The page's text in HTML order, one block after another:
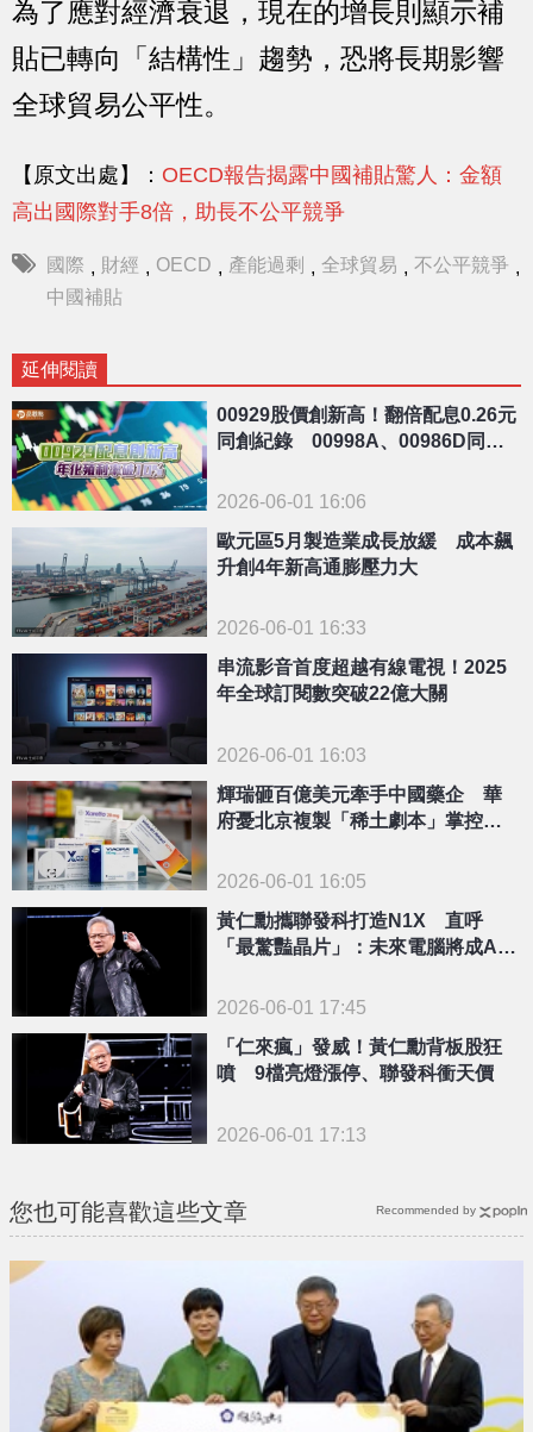
為了應對經濟衰退，現在的增長則顯示補
貼已轉向「結構性」趨勢，恐將長期影響
全球貿易公平性。
【原文出處】： OECD報告揭露中國補貼驚人：金額
高出國際對手8倍，助長不公平競爭
國際 , 財經 , OECD , 產能過剩 , 全球貿易 , 不公平競爭 ,
中國補貼
延伸閱讀
00929股價創新高！翻倍配息0.26元
同創紀錄 00998A、00986D同日
2026-06-01 16:06
歐元區5月製造業成長放緩 成本飆
升創4年新高通膨壓力大
2026-06-01 16:33
串流影音首度超越有線電視！2025
年全球訂閱數突破22億大關
2026-06-01 16:03
輝瑞砸百億美元牽手中國藥企 華
府憂北京複製「稀土劇本」掌控生
2026-06-01 16:05
黃仁勳攜聯發科打造N1X 直呼
「最驚豔晶片」：未來電腦將成AI
2026-06-01 17:45
「仁來瘋」發威！黃仁勳背板股狂
噴 9檔亮燈漲停、聯發科衝天價
2026-06-01 17:13
您也可能喜歡這些文章 Recommended by